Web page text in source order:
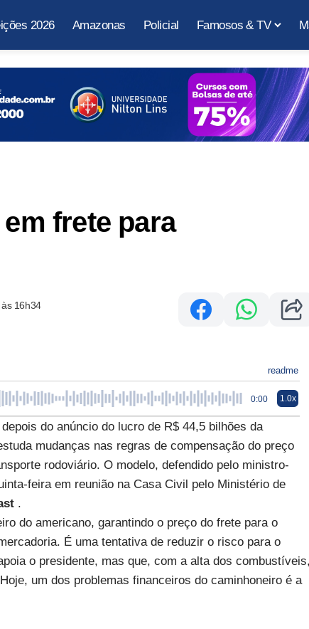
2026 Amazonas Policial Famosos & TV
frete para
16h34
readme
0:00 1.0x
do anúncio do lucro de R$ 44,5 bilhões da
mudanças nas regras de compensação do preço
rodoviário. O modelo, defendido pelo ministro-
feira em reunião na Casa Civil pelo Ministério de
.
do americano, garantindo o preço do frete para o
É uma tentativa de reduzir o risco para o
o presidente, mas que, com a alta dos combustíveis,
um dos problemas financeiros do caminhoneiro é a